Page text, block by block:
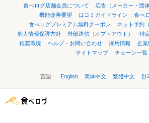
食べログ店舗会員について
広告（メーカー・団
機能改善要望
口コミガイドライン
食べ
食べログプレミアム無料クーポン
ネット予約
個人情報保護方針
外部送信（オプトアウト）
特
推奨環境
ヘルプ・お問い合わせ 採用情報 企業
サイトマップ
チェーン一覧
言語： English 简体中文 繁體中文 한